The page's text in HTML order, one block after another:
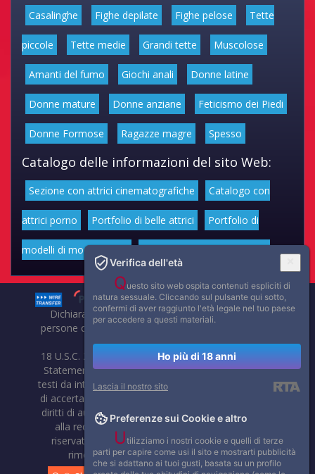
Casalinghe Fighe depilate Fighe pelose Tette
piccole Tette medie Grandi tette Muscolose
Amanti del fumo Giochi anali Donne latine
Donne mature Donne anziane Feticismo dei Piedi
Donne Formose Ragazze magre Spesso
Catalogo delle informazioni del sito Web:
Sezione con attrici cinematografiche Catalogo con
attrici porno Portfolio di belle attrici Portfolio di
modelli di moda volgari Affascinanti star dello sport
Dichiarazione di non responsabilità: tutti i membri e le
persone che compaiono su questo sito hanno almeno 18
anni.
18 U.S.C. 2257 Record-Keeping Requirements Compliance
Statement. Affaritaliani, prima di pubblicare foto, video o
testi da internet, compie tutte le opportune verifiche al fine
di accertarne il libero regime di circolazione e non violare i
diritti di autore o altri diritti esclusivi di terzi. Per segnalare
alla redazione eventuali errori nell'uso del materiale
riservato, scriveteci: provvederemo prontamente alla
rimozione del materiale lesivo di diritti di terzi.
Verifica dell'età
Questo sito web ospita contenuti espliciti di
natura sessuale. Cliccando sul pulsante qui sotto,
confermi di aver raggiunto l'età legale nel tuo paese
per accedere a questi materiali.
Ho più di 18 anni
Lascia il nostro sito
Preferenze sui Cookie e altro
Utilizziamo i nostri cookie e quelli di terze
parti per capire come usi il sito e mostrarti pubblicità
che si adattano ai tuoi gusti, basata su un profilo